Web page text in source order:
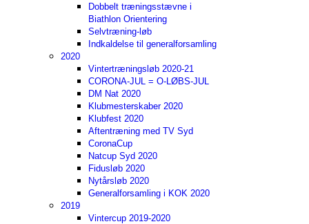
Dobbelt træningsstævne i
Biathlon Orientering
Selvtræning-løb
Indkaldelse til generalforsamling
2020
Vintertræningsløb 2020-21
CORONA-JUL = O-LØBS-JUL
DM Nat 2020
Klubmesterskaber 2020
Klubfest 2020
Aftentræning med TV Syd
CoronaCup
Natcup Syd 2020
Fidusløb 2020
Nytårsløb 2020
Generalforsamling i KOK 2020
2019
Vintercup 2019-2020